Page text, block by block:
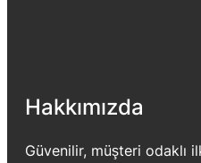
Hakkımızda
Güvenilir, müşteri odaklı